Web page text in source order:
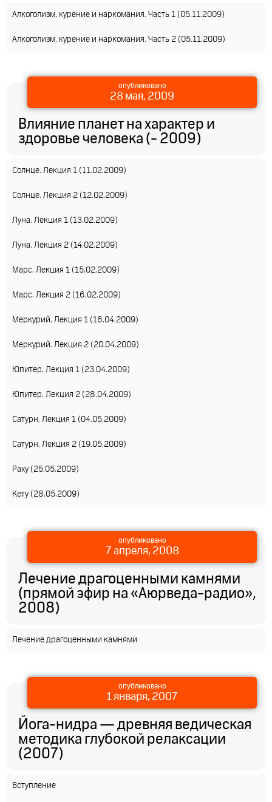
Алкоголизм, курение и наркомания. Часть 1 (05.11.2009)
Алкоголизм, курение и наркомания. Часть 2 (05.11.2009)
опубликовано
28 мая, 2009
Влияние планет на характер и
здоровье человека (- 2009)
Солнце. Лекция 1 (11.02.2009)
Солнце. Лекция 2 (12.02.2009)
Луна. Лекция 1 (13.02.2009)
Луна. Лекция 2 (14.02.2009)
Марс. Лекция 1 (15.02.2009)
Марс. Лекция 2 (16.02.2009)
Меркурий. Лекция 1 (16.04.2009)
Меркурий. Лекция 2 (20.04.2009)
Юпитер. Лекция 1 (23.04.2009)
Юпитер. Лекция 2 (28.04.2009)
Сатурн. Лекция 1 (04.05.2009)
Сатурн. Лекция 2 (19.05.2009)
Раху (25.05.2009)
Кету (28.05.2009)
опубликовано
7 апреля, 2008
Лечение драгоценными камнями
(прямой эфир на «Аюрведа-радио»,
2008)
Лечение драгоценными камнями
опубликовано
1 января, 2007
Йога-нидра — древняя ведическая
методика глубокой релаксации
(2007)
Вступление